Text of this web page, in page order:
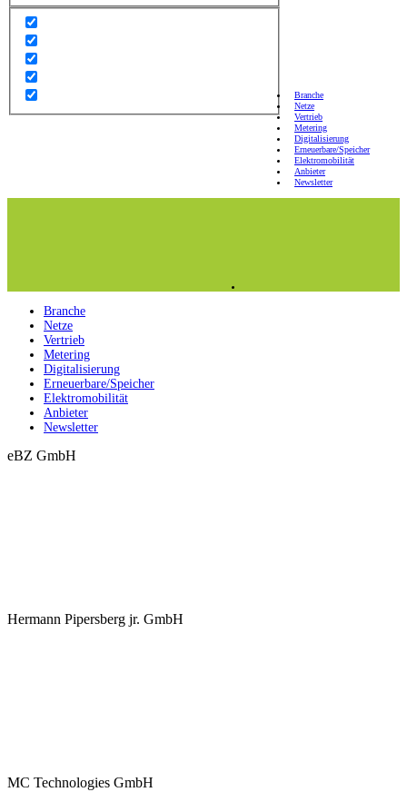
Branche
Netze
Vertrieb
Metering
Digitalisierung
Erneuerbare/Speicher
Elektromobilität
Anbieter
Newsletter
Branche
Netze
Vertrieb
Metering
Digitalisierung
Erneuerbare/Speicher
Elektromobilität
Anbieter
Newsletter
eBZ GmbH
Hermann Pipersberg jr. GmbH
MC Technologies GmbH